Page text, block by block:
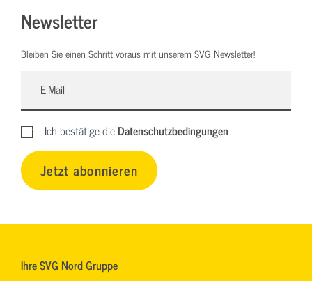
Newsletter
Bleiben Sie einen Schritt voraus mit unserem SVG Newsletter!
Ich bestätige dieDatenschutzbedingungen
Jetzt abonnieren
Ihre SVG Nord Gruppe